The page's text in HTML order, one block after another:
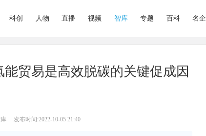
科创 人物 直播 视频 智库 专题 百科 名企
贸易是高效脱碳的关键促成因
发布时间:2022-10-05 21:40